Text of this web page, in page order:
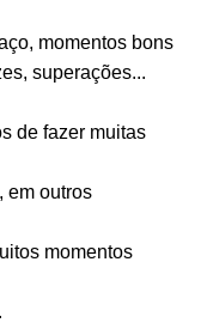
momentos bons
superações...
de fazer muitas
em outros
momentos